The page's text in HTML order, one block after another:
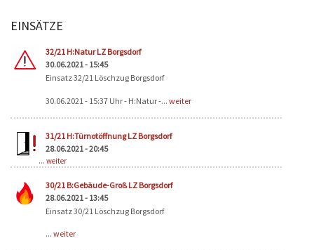
EINSÄTZE
32/21 H:Natur LZ Borgsdorf
30.06.2021 - 15:45
Einsatz 32/21 Löschzug Borgsdorf
30.06.2021 - 15:37 Uhr - H:Natur -... weiter
31/21 H:Türnotöffnung LZ Borgsdorf
28.06.2021 - 20:45
... weiter
30/21 B:Gebäude-Groß LZ Borgsdorf
28.06.2021 - 13:45
Einsatz 30/21 Löschzug Borgsdorf
... weiter
Seiten